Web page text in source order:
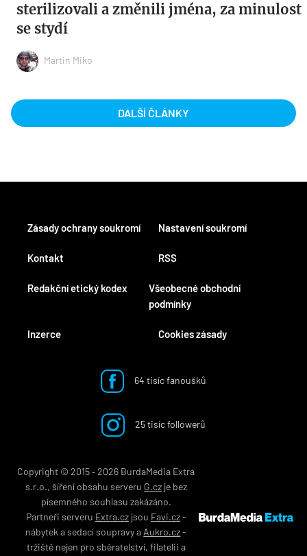
sterilizovali a změnili jména, za minulost
se stydí
Martin Miko
DALŠÍ ČLÁNKY
Kontakt
Redakční etický kodex
Inzerce
RSS
Všeobecné obchodní
podmínky
Cookies zásady
Zásady ochrany soukromí Nastavení soukromí
64 tisíc fanoušků
25 tisíc followerů
Copyright © 2015 ‐ 2026 BurdaMedia Extra
s.r.o., šíření obsahu serveru G.czje bez
písemného souhlasu zakázáno.
Partneři serveru Extra.czjsou Favi.cz-
nábyteka sedací soupravyaAukro.cz-
tržiště nejen pro sběratelství, filatelii a